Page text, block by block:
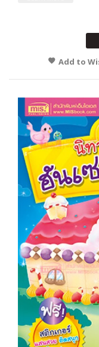
Add to